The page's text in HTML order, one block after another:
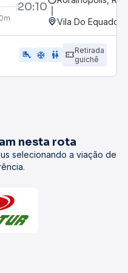
20:10
Vila Do Equador,
airline_seat_legroom_extra ac_unit wc
Retirada
guichê
nesta rota
selecionando a viação de